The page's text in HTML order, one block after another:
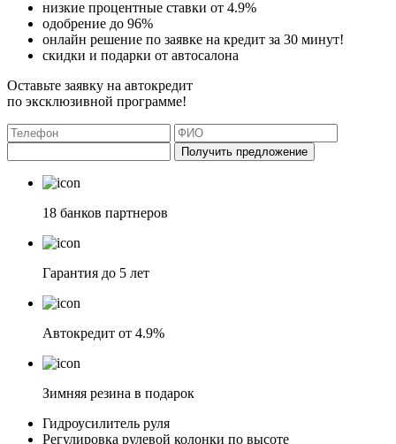
низкие процентные ставки от 4.9%
одобрение до 96%
онлайн решение по заявке на кредит за 30 минут!
скидки и подарки от автосалона
Оставьте заявку на автокредит
по эксклюзивной программе!
Получить предложение
18 банков партнеров
Гарантия до 5 лет
Автокредит от 4.9%
Зимняя резина в подарок
Гидроусилитель руля
Регулировка рулевой колонки по высоте